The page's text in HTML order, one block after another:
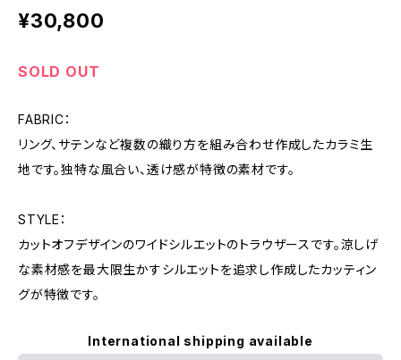
¥30,800
SOLD OUT
FABRIC：
リング、サテンなど複数の織り方を組み合わせ作成したカラミ生
地です。独特な風合い、透け感が特徴の素材です。
STYLE：
カットオフデザインのワイドシルエットのトラウザースです。涼しげ
な素材感を最大限生かすシルエットを追求し作成したカッティン
グが特徴です。
International shipping available